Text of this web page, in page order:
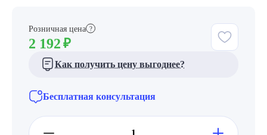
Розничная цена ?
2 192 ₽
Как получить цену выгоднее?
Бесплатная консультация